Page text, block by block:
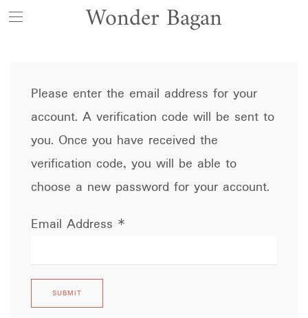
Wonder Bagan
Please enter the email address for your
account. A verification code will be sent to
you. Once you have received the
verification code, you will be able to
choose a new password for your account.
Email Address *
SUBMIT